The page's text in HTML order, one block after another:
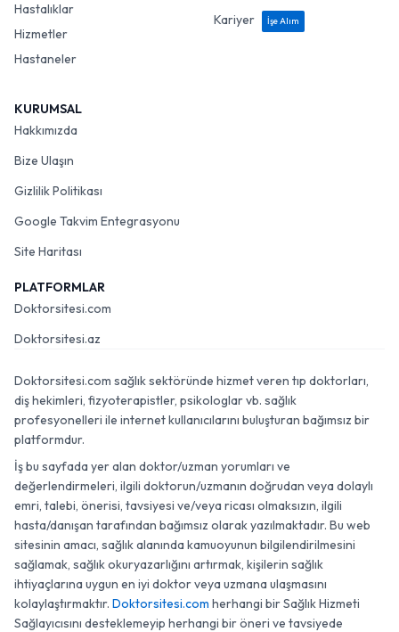
Hastalıklar
Hizmetler
Hastaneler
Kariyer
İşe Alım
KURUMSAL
Hakkımızda
Bize Ulaşın
Gizlilik Politikası
Google Takvim Entegrasyonu
Site Haritası
PLATFORMLAR
Doktorsitesi.com
Doktorsitesi.az
Doktorsitesi.com sağlık sektöründe hizmet veren tıp doktorları,
diş hekimleri, fizyoterapistler, psikologlar vb. sağlık
profesyonelleri ile internet kullanıcılarını buluşturan bağımsız bir
platformdur.
İş bu sayfada yer alan doktor/uzman yorumları ve
değerlendirmeleri, ilgili doktorun/uzmanın doğrudan veya dolaylı
emri, talebi, önerisi, tavsiyesi ve/veya ricası olmaksızın, ilgili
hasta/danışan tarafından bağımsız olarak yazılmaktadır. Bu web
sitesinin amacı, sağlık alanında kamuoyunun bilgilendirilmesini
sağlamak, sağlık okuryazarlığını artırmak, kişilerin sağlık
ihtiyaçlarına uygun en iyi doktor veya uzmana ulaşmasını
kolaylaştırmaktır. Doktorsitesi.com herhangi bir Sağlık Hizmeti
Sağlayıcısını desteklemeyip herhangi bir öneri ve tavsiyede